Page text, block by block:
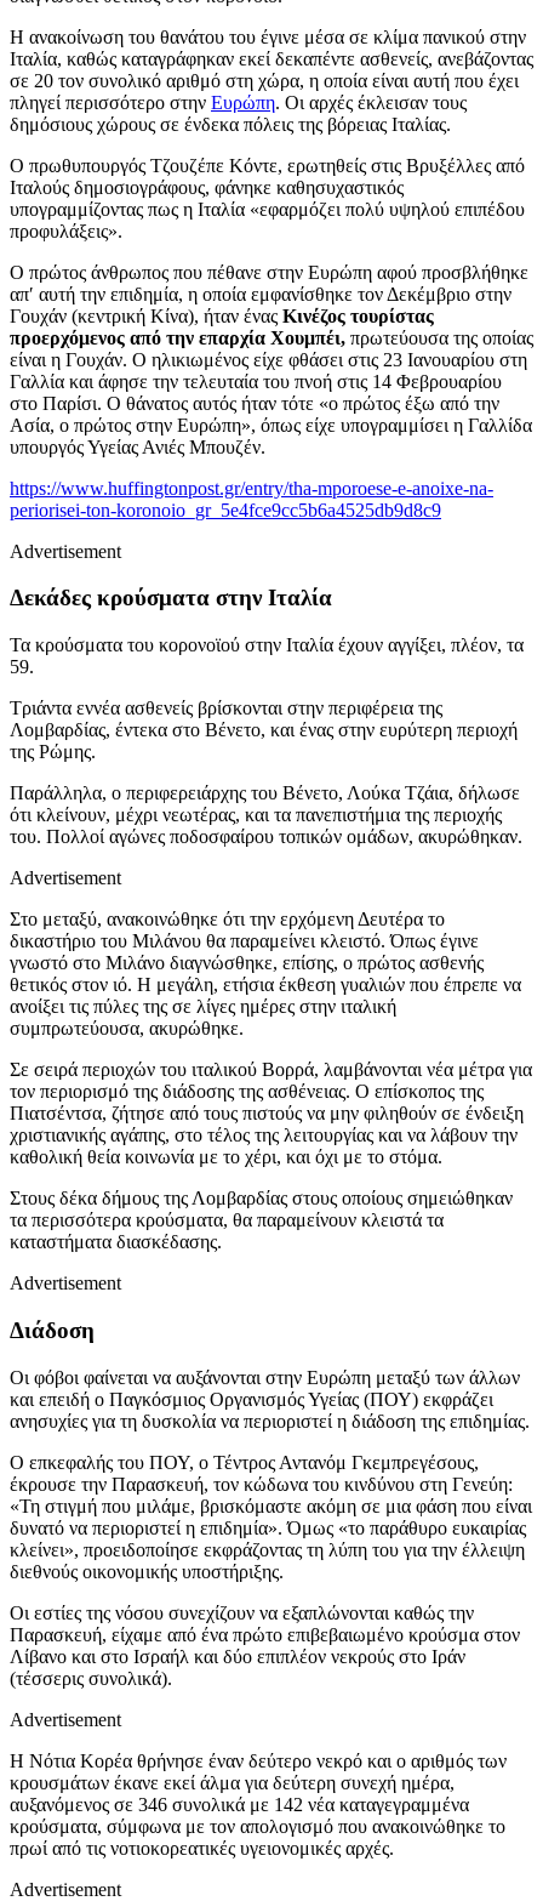
Η ανακοίνωση του θανάτου του έγινε μέσα σε κλίμα πανικού στην
Ιταλία, καθώς καταγράφηκαν εκεί δεκαπέντε ασθενείς, ανεβάζοντας
σε 20 τον συνολικό αριθμό στη χώρα, η οποία είναι αυτή που έχει
πληγεί περισσότερο στην Ευρώπη. Οι αρχές έκλεισαν τους
δημόσιους χώρους σε ένδεκα πόλεις της βόρειας Ιταλίας.
Ο πρωθυπουργός Τζουζέπε Κόντε, ερωτηθείς στις Βρυξέλλες από
Iταλούς δημοσιογράφους, φάνηκε καθησυχαστικός
υπογραμμίζοντας πως η Ιταλία «εφαρμόζει πολύ υψηλού επιπέδου
προφυλάξεις».
Ο πρώτος άνθρωπος που πέθανε στην Ευρώπη αφού προσβλήθηκε
απ′ αυτή την επιδημία, η οποία εμφανίσθηκε τον Δεκέμβριο στην
Γουχάν (κεντρική Κίνα), ήταν ένας Κινέζος τουρίστας
προερχόμενος από την επαρχία Χουμπέι, πρωτεύουσα της οποίας
είναι η Γουχάν. Ο ηλικιωμένος είχε φθάσει στις 23 Ιανουαρίου στη
Γαλλία και άφησε την τελευταία του πνοή στις 14 Φεβρουαρίου
στο Παρίσι. Ο θάνατος αυτός ήταν τότε «ο πρώτος έξω από την
Ασία, ο πρώτος στην Ευρώπη», όπως είχε υπογραμμίσει η Γαλλίδα
υπουργός Υγείας Ανιές Μπουζέν.
https://www.huffingtonpost.gr/entry/tha-mporoese-e-anoixe-na-
periorisei-ton-koronoio_gr_5e4fce9cc5b6a4525db9d8c9
Advertisement
Δεκάδες κρούσματα στην Ιταλία
Τα κρούσματα του κορονοϊού στην Ιταλία έχουν αγγίξει, πλέον, τα
59.
Τριάντα εννέα ασθενείς βρίσκονται στην περιφέρεια της
Λομβαρδίας, έντεκα στο Βένετο, και ένας στην ευρύτερη περιοχή
της Ρώμης.
Παράλληλα, ο περιφερειάρχης του Βένετο, Λούκα Τζάια, δήλωσε
ότι κλείνουν, μέχρι νεωτέρας, και τα πανεπιστήμια της περιοχής
του. Πολλοί αγώνες ποδοσφαίρου τοπικών ομάδων, ακυρώθηκαν.
Advertisement
Στο μεταξύ, ανακοινώθηκε ότι την ερχόμενη Δευτέρα το
δικαστήριο του Μιλάνου θα παραμείνει κλειστό. Όπως έγινε
γνωστό στο Μιλάνο διαγνώσθηκε, επίσης, ο πρώτος ασθενής
θετικός στον ιό. Η μεγάλη, ετήσια έκθεση γυαλιών που έπρεπε να
ανοίξει τις πύλες της σε λίγες ημέρες στην ιταλική
συμπρωτεύουσα, ακυρώθηκε.
Σε σειρά περιοχών του ιταλικού Βορρά, λαμβάνονται νέα μέτρα για
τον περιορισμό της διάδοσης της ασθένειας. Ο επίσκοπος της
Πιατσέντσα, ζήτησε από τους πιστούς να μην φιληθούν σε ένδειξη
χριστιανικής αγάπης, στο τέλος της λειτουργίας και να λάβουν την
καθολική θεία κοινωνία με το χέρι, και όχι με το στόμα.
Στους δέκα δήμους της Λομβαρδίας στους οποίους σημειώθηκαν
τα περισσότερα κρούσματα, θα παραμείνουν κλειστά τα
καταστήματα διασκέδασης.
Advertisement
Διάδοση
Οι φόβοι φαίνεται να αυξάνονται στην Ευρώπη μεταξύ των άλλων
και επειδή ο Παγκόσμιος Οργανισμός Υγείας (ΠΟΥ) εκφράζει
ανησυχίες για τη δυσκολία να περιοριστεί η διάδοση της επιδημίας.
Ο επκεφαλής του ΠΟΥ, ο Τέντρος Αντανόμ Γκεμπρεγέσους,
έκρουσε την Παρασκευή, τον κώδωνα του κινδύνου στη Γενεύη:
«Τη στιγμή που μιλάμε, βρισκόμαστε ακόμη σε μια φάση που είναι
δυνατό να περιοριστεί η επιδημία». Όμως «το παράθυρο ευκαιρίας
κλείνει», προειδοποίησε εκφράζοντας τη λύπη του για την έλλειψη
διεθνούς οικονομικής υποστήριξης.
Οι εστίες της νόσου συνεχίζουν να εξαπλώνονται καθώς την
Παρασκευή, είχαμε από ένα πρώτο επιβεβαιωμένο κρούσμα στον
Λίβανο και στο Ισραήλ και δύο επιπλέον νεκρούς στο Ιράν
(τέσσερις συνολικά).
Advertisement
Η Νότια Κορέα θρήνησε έναν δεύτερο νεκρό και ο αριθμός των
κρουσμάτων έκανε εκεί άλμα για δεύτερη συνεχή ημέρα,
αυξανόμενος σε 346 συνολικά με 142 νέα καταγεγραμμένα
κρούσματα, σύμφωνα με τον απολογισμό που ανακοινώθηκε το
πρωί από τις νοτιοκορεατικές υγειονομικές αρχές.
Advertisement